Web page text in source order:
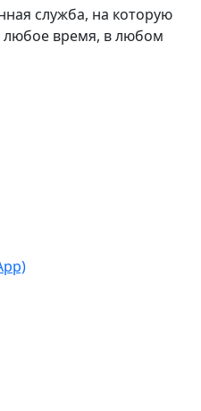
служба, на которую
время, в любом